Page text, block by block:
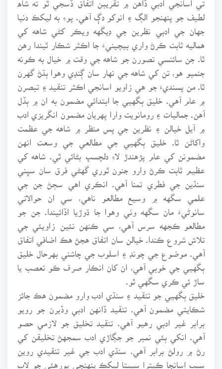
لطيف جو پنهنجو الڳ ۽ انوکو دڳ آهي. پوءِ به ليکڪ دنيا
جهان جي ادبي نظرين جي ڊيگهه ويڪر کڻي شاهه کي
هماليه ثابت ڪرڻ واري بيچينيءَ جا اڪثر شڪار ٿيندا رهن
ٿا. جن سائنسي تصورن جو شاهه جي وقت ۾ خيال به ڪونه
جنميو هو، تن کي شاهه جي نهار سان ڳنڍي وهوا ٻڌڻ گهرن
ٿا. من پسنديءَ جو هي زاويو اسانجي اڪثر تنقيد ۽ تبصرن
۾ عام آهي. خليق ٻگهيي جا ابتدائي مضمون به ان ۾ ٻڏل
آهن. جماليات ۽ رومانويت وارا پهريان مضمون انگريزي ادب
۾ آيل خيالن ۽ نظرين جي پس منظر ۾ شاهه جي عظمت
واکاڻن ٿا. خليق ٻگهيي جي مطالعي جي وسعت انهن
مضمونن کي عام پڙهندڙ لاءِ دلچسپ بڻائي ٿي. شاهه کي
عظيم ثابت ڪرڻ وارو جنون ٿوري گهڻي فرق سان سڀني
سنڌين جي فطري تمنا آهي. انڪري اهي سڄڻ جن جي
علمي سگهه ۾ وسيع مطالعو ناهي، سي ان حوالاتي
سانوڻيءَ مان سگهه وٺي وهوا جا ڌوڙيا اڏائيندا. جن جو
مطالعو ڪجهه سرس آهي، سي ڪنهن نئين زاويئي جي
تلاش شروع ڪندا. خيالن سان اتفاق هجڻ هڪ اضافي اتفاق
آهي. موضوع جي چونڊ ۽ اسلوب جي چاشني بهرحال خليق
ٻگهيي جي خوبي آهي، ان کان انڪار صرف ڪو تعصب يا
ساڙ ئي ڪري سگهي ٿو.
خليق ٻگهيي جو تنقيد ۽ سنڌي ادب وارو مضمون هڪ جائز
شڪايتي مضمون آهي. تنقيد ڏانهن ادبي وڏيرن جو رويو
برابر غير ادبي رهيو آهي. تنقيد تخليق جو لازمي حصو
آهي. انکي ٻئي نمبر جو جڳاڙي ادب سمجهڻ تخليقن کي
رڻ ۾ رولڻ برابر آهي. سنڌي ادب جي غير تنقيدي روين
سبب اسانجا ڪيترا سيبتا ليکڪ پنهنجي پورهئي جو لاڀ